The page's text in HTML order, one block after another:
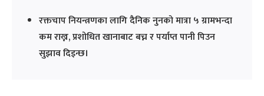
रक्तचाप नियन्त्रणका लागि दैनिक नुनको मात्रा ५ ग्रामभन्दा
कम राख्न, प्रशोधित खानाबाट बच्न र पर्याप्त पानी पिउन
सुझाव दिइन्छ।